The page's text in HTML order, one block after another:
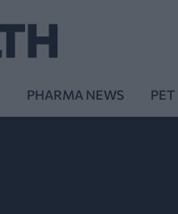
PHARMA NEWS PET